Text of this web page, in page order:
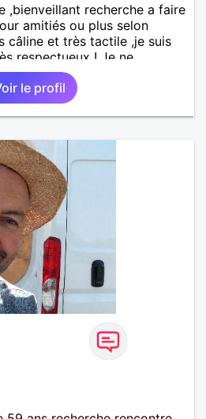
,bienveillant recherche a faire
amitiés ou plus selon
câline et très tactile ,je suis
respectueux ! Je ne
ne vaut une vraie
en toute simplicité,j'ai du
virtuels Je suis plutôt
ayant la cinquantaine ,belles
,ni excès A vous de jouer
le profil